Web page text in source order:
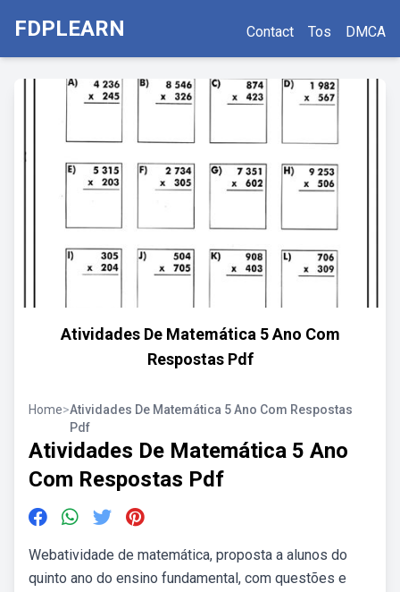
FDPLEARN Contact Tos DMCA
Atividades De Matemática 5 Ano Com
Respostas Pdf
Home>Atividades De Matemática 5 Ano Com Respostas
Pdf
Atividades De Matemática 5 Ano
Com Respostas Pdf
Webatividade de matemática, proposta a alunos do
quinto ano do ensino fundamental, com questões e